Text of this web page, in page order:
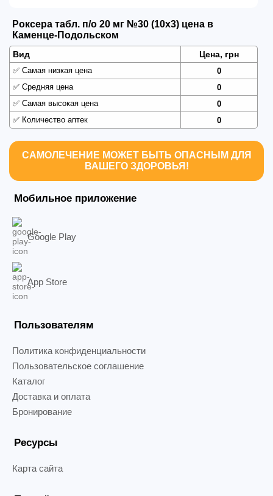
Роксера табл. п/о 20 мг №30 (10х3) цена в
Каменце-Подольском
Вид Цена, грн
✅ Самая низкая цена
0
✅ Средняя цена
0
✅ Самая высокая цена
0
✅ Количество аптек 0
САМОЛЕЧЕНИЕ МОЖЕТ БЫТЬ ОПАСНЫМ ДЛЯ
ВАШЕГО ЗДОРОВЬЯ!
Мобильное приложение
Google Play
App Store
Пользователям
Политика конфиденциальности
Пользовательское соглашение
Каталог
Доставка и оплата
Бронирование
Ресурсы
Карта сайта